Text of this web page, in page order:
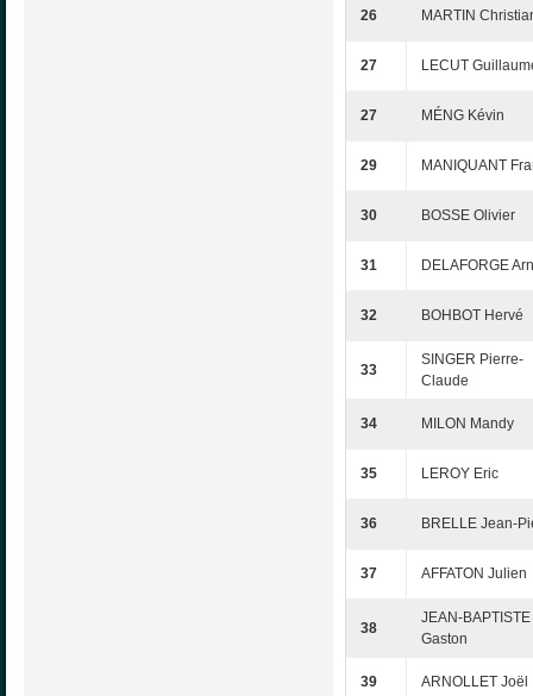
26 MARTIN
27 LECUT
27 MÉNG Kévin
29 MANIQUANT
30 BOSSE Olivier
31 DELAFORGE
32 BOHBOT Hervé
33
SINGER Pierre-
Claude
34 MILON Mandy
35 LEROY Eric
36 BRELLE Jean-
37 AFFATON Julien
38
JEAN-BAPTISTE
Gaston
39 ARNOLLET Joël